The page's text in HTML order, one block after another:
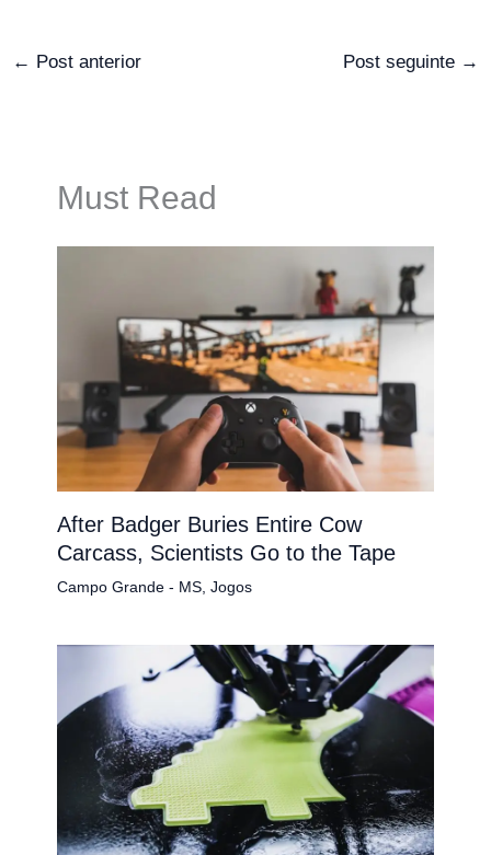
← Post anterior Post seguinte →
Must Read
After Badger Buries Entire Cow
Carcass, Scientists Go to the Tape
Campo Grande - MS, Jogos